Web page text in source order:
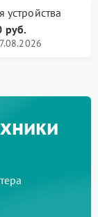
устройства
руб.